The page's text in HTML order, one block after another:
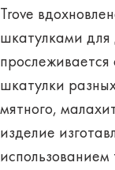
Trove
шкатулками для
прослеживается
шкатулки
мятного,
изделие